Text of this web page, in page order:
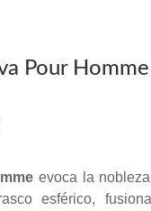
Pour
evoca la
esférico,